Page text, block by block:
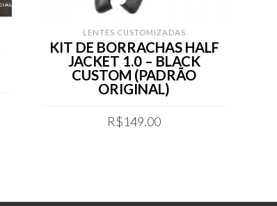
LENTES CUSTOMIZADAS
KIT DE BORRACHAS HALF
JACKET 1.0 – BLACK
CUSTOM (PADRÃO
ORIGINAL)
R$149.00